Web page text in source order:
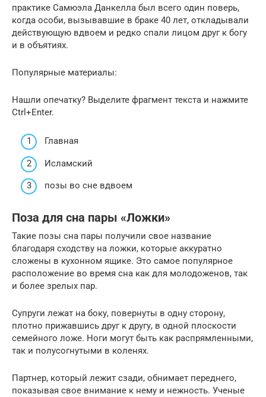
практике Самюэла Данкелла был всего один поверь,
когда особи, вызывавшие в браке 40 лет, откладывали
действующую вдвоем и редко спали лицом друг к богу
и в объятиях.
Популярные материалы:
Нашли опечатку? Выделите фрагмент текста и нажмите
Ctrl+Enter.
Главная
Исламский
позы во сне вдвоем
Поза для сна пары «Ложки»
Такие позы сна пары получили свое название
благодаря сходству на ложки, которые аккуратно
сложены в кухонном ящике. Это самое популярное
расположение во время сна как для молодоженов, так
и более зрелых пар.
Супруги лежат на боку, повернуты в одну сторону,
плотно прижавшись друг к другу, в одной плоскости
семейного ложе. Ноги могут быть как распрямленными,
так и полусогнутыми в коленях.
Партнер, который лежит сзади, обнимает переднего,
показывая свое внимание к нему и нежность. Ученые